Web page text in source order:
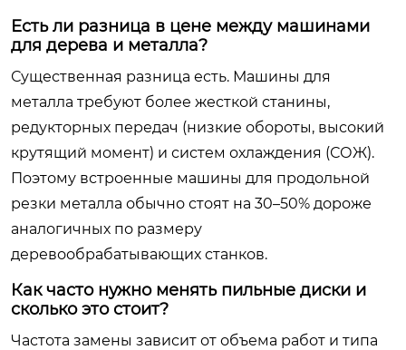
Есть ли разница в цене между машинами
для дерева и металла?
Существенная разница есть. Машины для
металла требуют более жесткой станины,
редукторных передач (низкие обороты, высокий
крутящий момент) и систем охлаждения (СОЖ).
Поэтому встроенные машины для продольной
резки металла обычно стоят на 30–50% дороже
аналогичных по размеру
деревообрабатывающих станков.
Как часто нужно менять пильные диски и
сколько это стоит?
Частота замены зависит от объема работ и типа